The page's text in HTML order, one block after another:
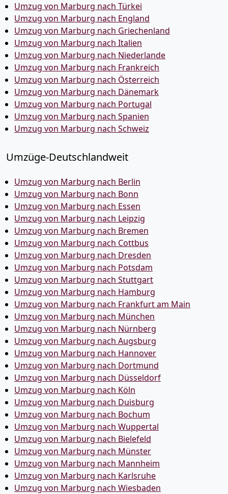
Umzug von Marburg nach Türkei
Umzug von Marburg nach England
Umzug von Marburg nach Griechenland
Umzug von Marburg nach Italien
Umzug von Marburg nach Niederlande
Umzug von Marburg nach Frankreich
Umzug von Marburg nach Österreich
Umzug von Marburg nach Dänemark
Umzug von Marburg nach Portugal
Umzug von Marburg nach Spanien
Umzug von Marburg nach Schweiz
Umzüge-Deutschlandweit
Umzug von Marburg nach Berlin
Umzug von Marburg nach Bonn
Umzug von Marburg nach Essen
Umzug von Marburg nach Leipzig
Umzug von Marburg nach Bremen
Umzug von Marburg nach Cottbus
Umzug von Marburg nach Dresden
Umzug von Marburg nach Potsdam
Umzug von Marburg nach Stuttgart
Umzug von Marburg nach Hamburg
Umzug von Marburg nach Frankfurt am Main
Umzug von Marburg nach München
Umzug von Marburg nach Nürnberg
Umzug von Marburg nach Augsburg
Umzug von Marburg nach Hannover
Umzug von Marburg nach Dortmund
Umzug von Marburg nach Düsseldorf
Umzug von Marburg nach Köln
Umzug von Marburg nach Duisburg
Umzug von Marburg nach Bochum
Umzug von Marburg nach Wuppertal
Umzug von Marburg nach Bielefeld
Umzug von Marburg nach Münster
Umzug von Marburg nach Mannheim
Umzug von Marburg nach Karlsruhe
Umzug von Marburg nach Wiesbaden